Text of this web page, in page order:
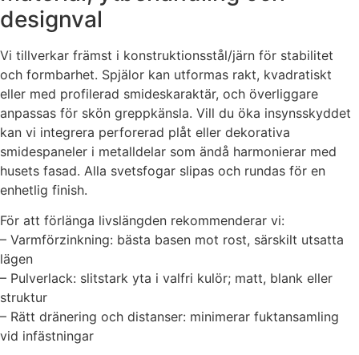
designval
Vi tillverkar främst i konstruktionsstål/järn för stabilitet
och formbarhet. Spjälor kan utformas rakt, kvadratiskt
eller med profilerad smideskaraktär, och överliggare
anpassas för skön greppkänsla. Vill du öka insynsskyddet
kan vi integrera perforerad plåt eller dekorativa
smidespaneler i metalldelar som ändå harmonierar med
husets fasad. Alla svetsfogar slipas och rundas för en
enhetlig finish.
För att förlänga livslängden rekommenderar vi:
– Varmförzinkning: bästa basen mot rost, särskilt utsatta
lägen
– Pulverlack: slitstark yta i valfri kulör; matt, blank eller
struktur
– Rätt dränering och distanser: minimerar fuktansamling
vid infästningar